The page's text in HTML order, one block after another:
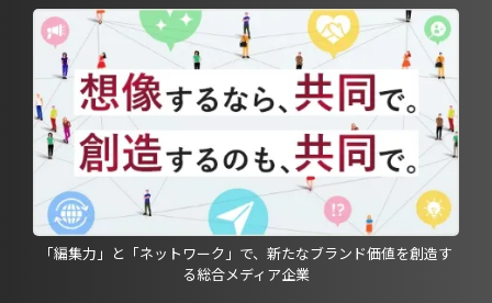
「編集力」と「ネットワーク」で、新たなブランド価値を創造す
る総合メディア企業